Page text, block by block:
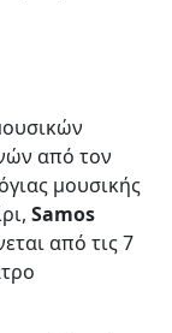
από τον
μουσικής
Samos
από τις 7